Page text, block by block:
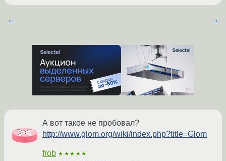
← →
А вот такое не пробовал?
http://www.glom.org/wiki/index.php?title=Glom
frob ★★★★★